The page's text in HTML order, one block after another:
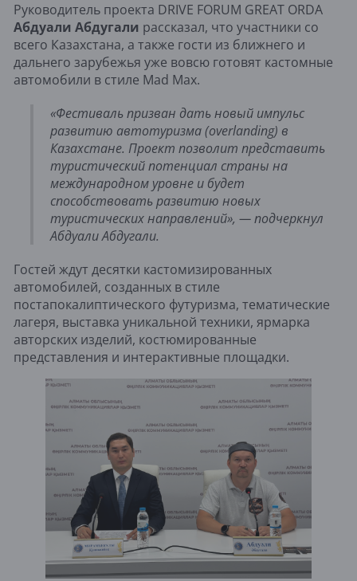
Руководитель проекта DRIVE FORUM GREAT ORDA
Абдуали Абдугали рассказал, что участники со
всего Казахстана, а также гости из ближнего и
дальнего зарубежья уже вовсю готовят кастомные
автомобили в стиле Mad Max.
«Фестиваль призван дать новый импульс
развитию автотуризма (overlanding) в
Казахстане. Проект позволит представить
туристический потенциал страны на
международном уровне и будет
способствовать развитию новых
туристических направлений», — подчеркнул
Абдуали Абдугали.
Гостей ждут десятки кастомизированных
автомобилей, созданных в стиле
постапокалиптического футуризма, тематические
лагеря, выставка уникальной техники, ярмарка
авторских изделий, костюмированные
представления и интерактивные площадки.